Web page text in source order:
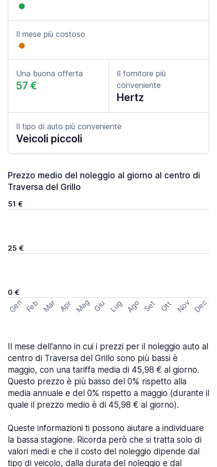
Il mese più costoso
Una buona offerta
57 €
Il fornitore più
conveniente
Hertz
Il tipo di auto più conveniente
Veicoli piccoli
Prezzo medio del noleggio al giorno al centro di
Traversa del Grillo
51 €
25 €
0 €
Gen Feb Mar Apr Mag Giu Lug Ago Set Ott Nov Dec
Il mese dell'anno in cui i prezzi per il noleggio auto al
centro di Traversa del Grillo sono più bassi è
maggio, con una tariffa media di 45,98 € al giorno.
Questo prezzo è più basso del 0% rispetto alla
media annuale e del 0% rispetto a maggio (durante il
quale il prezzo medio è di 45,98 € al giorno).
Queste informazioni ti possono aiutare a individuare
la bassa stagione. Ricorda però che si tratta solo di
valori medi e che il costo del noleggio dipende dal
tipo di veicolo, dalla durata del noleggio e dal